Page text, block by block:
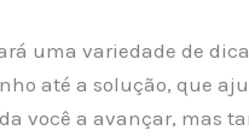
uma variedade de
até a solução, que
você a avançar, mas